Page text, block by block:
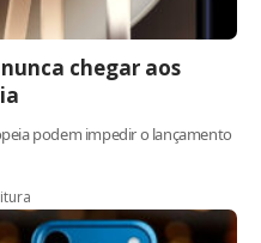
chegar aos
podem impedir o lançamento